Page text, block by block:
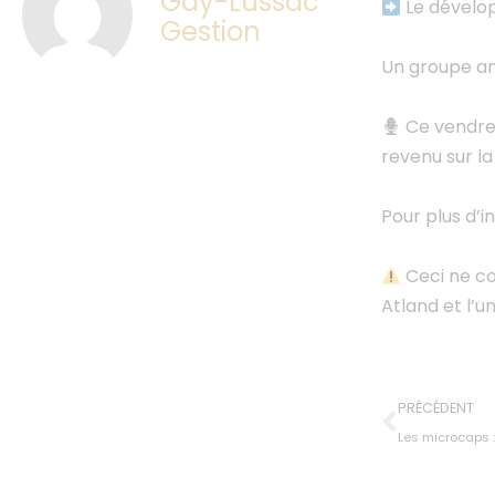
Gestion
Le
Un groupe
Ce
revenu sur
Pour plus
Ceci ne
Atland et
PRÉCÉDENT
Les microcaps